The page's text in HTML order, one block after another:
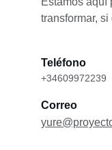
transformar,
Teléfono
+34609972239
Correo